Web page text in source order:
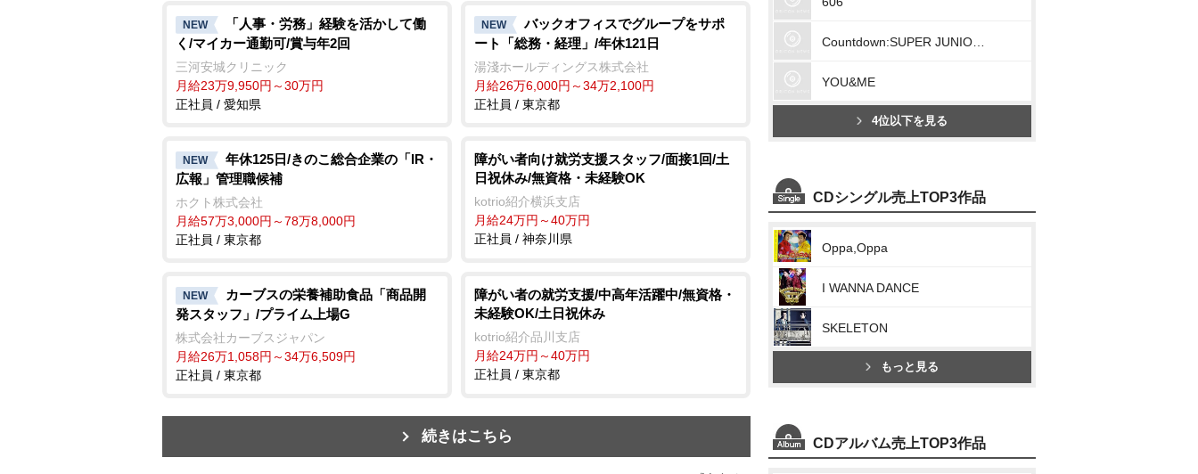
NEW
「人事・労務」経験を活かして働
く/マイカー通勤可/賞与年2回
三河安城クリニック
月給23万9,950円～30万円
正社員 / 愛知県
NEW
バックオフィスでグループをサポ
ート「総務・経理」/年休121日
湯淺ホールディングス株式会社
月給26万6,000円～34万2,100円
正社員 / 東京都
NEW
年休125日/きのこ総合企業の「IR・
広報」管理職候補
ホクト株式会社
月給57万3,000円～78万8,000円
正社員 / 東京都
障がい者向け就労支援スタッフ/面接1回/土
日祝休み/無資格・未経験OK
kotrio紹介横浜支店
月給24万円～40万円
正社員 / 神奈川県
NEW
カーブスの栄養補助食品「商品開
発スタッフ」/プライム上場G
株式会社カーブスジャパン
月給26万1,058円～34万6,509円
正社員 / 東京都
障がい者の就労支援/中高年活躍中/無資格・
未経験OK/土日祝休み
kotrio紹介品川支店
月給24万円～40万円
正社員 / 東京都
続きはこちら
YOU&ME
4位以下を見る
CDシングル売上TOP3作品
Oppa,Oppa
I WANNA DANCE
SKELETON
もっと見る
CDアルバム売上TOP3作品